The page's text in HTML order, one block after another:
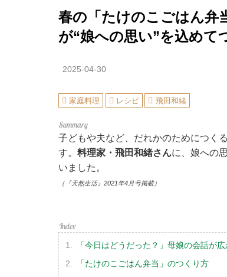
春の「たけのこごはん弁
が“娘への思い”を込めて
2025-04-30
家庭料理 レシピ 飛田和緒
子どもや夫など、だれかのためにつく
す。 料理家・飛田和緒さんに、娘への
いました。
（『天然生活』2021年4月号掲載）
「今日はどうだった？」母娘の会話が
「たけのこごはん弁当」のつくり方